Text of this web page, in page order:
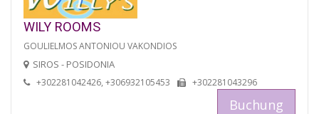
WILY ROOMS
GOULIELMOS ANTONIOU VAKONDIOS
SIROS - POSIDONIA
+302281042426, +306932105453 +302281043296
Buchung